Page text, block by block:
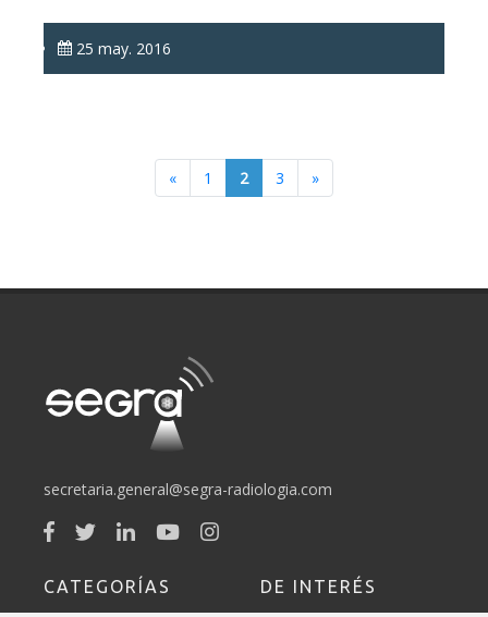
25 may. 2016
« 1 2 3 »
secretaria.general@segra-radiologia.com
CATEGORÍAS DE INTERÉS